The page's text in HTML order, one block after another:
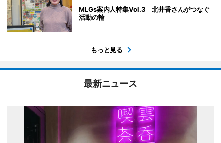
MLGs案内人特集Vol.3 北井香さんがつなぐ
活動の輪
もっと見る
最新ニュース